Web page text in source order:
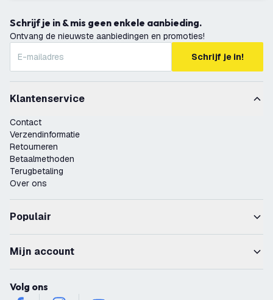
Schrijf je in & mis geen enkele aanbieding.
Ontvang de nieuwste aanbiedingen en promoties!
Schrijf je in!
Klantenservice
Contact
Verzendinformatie
Retourneren
Betaalmethoden
Terugbetaling
Over ons
Populair
Mijn account
Volg ons